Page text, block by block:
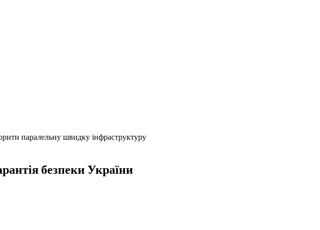
паралельну швидку інфраструктуру
безпеки України